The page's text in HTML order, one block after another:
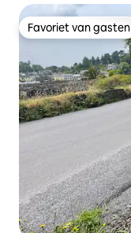
Favoriet van gasten
Favoriet van gasten